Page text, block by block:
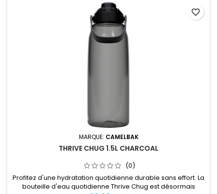
MARQUE: CAMELBAK
THRIVE CHUG 1.5L CHARCOAL
(0)
Profitez d'une hydratation quotidienne durable sans effort. La
bouteille d'eau quotidienne Thrive Chug est désormais
favorite_border